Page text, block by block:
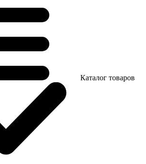
Каталог товаров